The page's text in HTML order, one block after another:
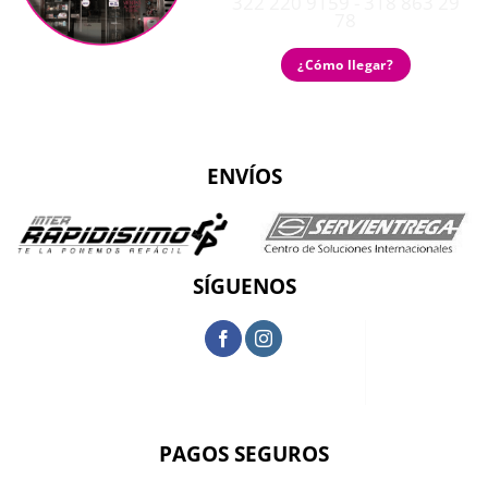
¿Cómo llegar?
ENVÍOS
SÍGUENOS
PAGOS SEGUROS